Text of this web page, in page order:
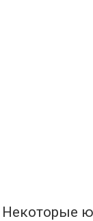
Некоторые